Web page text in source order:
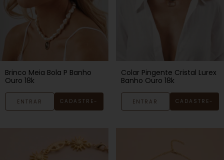
Brinco Meia Bola P Banho
Ouro 18k
ENTRAR CADASTRE-
Colar Pingente Cristal Lurex
Banho Ouro 18k
ENTRAR CADASTRE-